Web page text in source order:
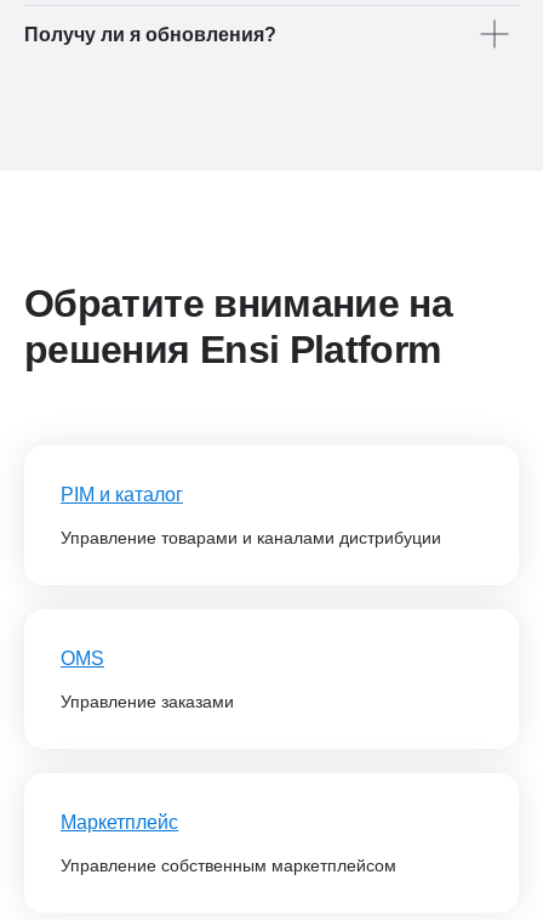
Получу ли я обновления?
Обратите внимание на
решения Ensi Platform
PIM и каталог
Управление товарами и каналами дистрибуции
OMS
Управление заказами
Маркетплейс
Управление собственным маркетплейсом